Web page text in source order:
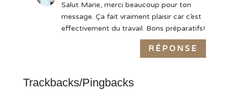
Salut Marie, merci beaucoup pour ton
message. Ça fait vraiment plaisir car c’est
effectivement du travail. Bons préparatifs!
RÉPONSE
Trackbacks/Pingbacks